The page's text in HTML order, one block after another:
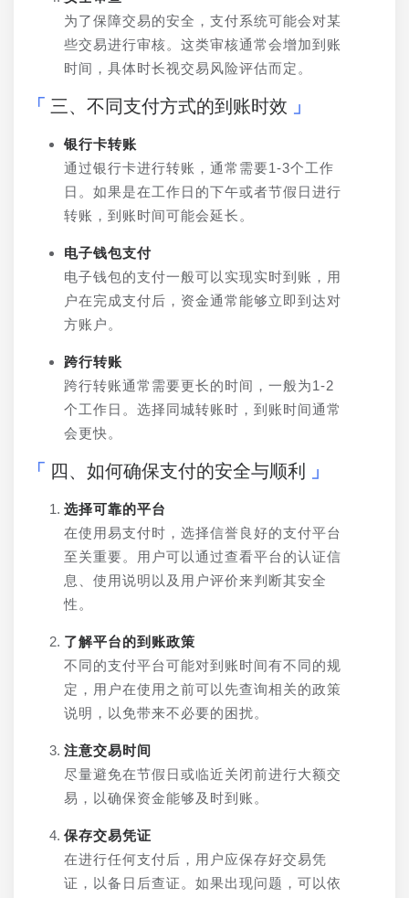
为了保障交易的安全，支付系统可能会对某
些交易进行审核。这类审核通常会增加到账
时间，具体时长视交易风险评估而定。
三、不同支付方式的到账时效
银行卡转账
通过银行卡进行转账，通常需要1-3个工作
日。如果是在工作日的下午或者节假日进行
转账，到账时间可能会延长。
电子钱包支付
电子钱包的支付一般可以实现实时到账，用
户在完成支付后，资金通常能够立即到达对
方账户。
跨行转账
跨行转账通常需要更长的时间，一般为1-2
个工作日。选择同城转账时，到账时间通常
会更快。
四、如何确保支付的安全与顺利
选择可靠的平台
在使用易支付时，选择信誉良好的支付平台
至关重要。用户可以通过查看平台的认证信
息、使用说明以及用户评价来判断其安全
性。
了解平台的到账政策
不同的支付平台可能对到账时间有不同的规
定，用户在使用之前可以先查询相关的政策
说明，以免带来不必要的困扰。
注意交易时间
尽量避免在节假日或临近关闭前进行大额交
易，以确保资金能够及时到账。
保存交易凭证
在进行任何支付后，用户应保存好交易凭
证，以备日后查证。如果出现问题，可以依